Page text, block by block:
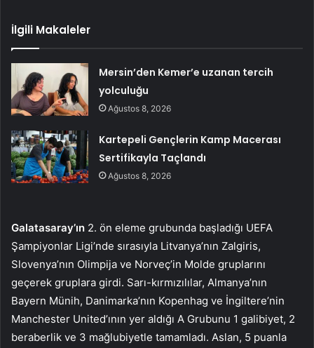
İlgili Makaleler
Mersin’den Kemer’e uzanan tercih
yolculuğu
Ağustos 8, 2026
Kartepeli Gençlerin Kamp Macerası
Sertifikayla Taçlandı
Ağustos 8, 2026
Galatasaray’ın 2. ön eleme grubunda başladığı UEFA
Şampiyonlar Ligi’nde sırasıyla Litvanya’nın Zalgiris,
Slovenya’nın Olimpija ve Norveç’in Molde gruplarını
geçerek gruplara girdi. Sarı-kırmızılılar, Almanya’nın
Bayern Münih, Danimarka’nın Kopenhag ve İngiltere’nin
Manchester United’ının yer aldığı A Grubunu 1 galibiyet, 2
beraberlik ve 3 mağlubiyetle tamamladı. Aslan, 5 puanla